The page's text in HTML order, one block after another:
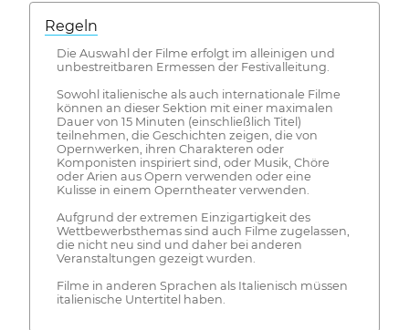
Regeln
Die Auswahl der Filme erfolgt im alleinigen und
unbestreitbaren Ermessen der Festivalleitung.
Sowohl italienische als auch internationale Filme
können an dieser Sektion mit einer maximalen
Dauer von 15 Minuten (einschließlich Titel)
teilnehmen, die Geschichten zeigen, die von
Opernwerken, ihren Charakteren oder
Komponisten inspiriert sind, oder Musik, Chöre
oder Arien aus Opern verwenden oder eine
Kulisse in einem Operntheater verwenden.
Aufgrund der extremen Einzigartigkeit des
Wettbewerbsthemas sind auch Filme zugelassen,
die nicht neu sind und daher bei anderen
Veranstaltungen gezeigt wurden.
Filme in anderen Sprachen als Italienisch müssen
italienische Untertitel haben.